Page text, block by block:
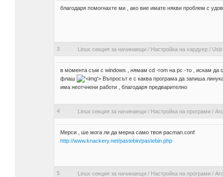
благодаря помогнахте ми , ако вие имате някви проблем с
3 Linux секция за начинаещи/ Настройка на хардуер/ Usb
в момента съм с windows , нямам cd -rom на pc -то , искам да
флаш
'>Въпросът е с каква програма да запиша
има неотчнени работи , благодаря предварително
4 Linux секция за начинаещи/ Настройка на програми/
Мерси , ше мога ли да мерна само твоя pacman.conf
http://www.knackery.net/pastebin/pastebin.php
5 Linux секция за начинаещи/ Настройка на програми/